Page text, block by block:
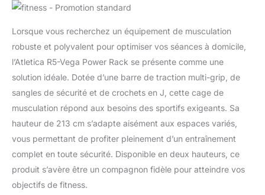
Lorsque vous recherchez un équipement de musculation
robuste et polyvalent pour optimiser vos séances à domicile,
l’Atletica R5-Vega Power Rack se présente comme une
solution idéale. Dotée d’une barre de traction multi-grip, de
sangles de sécurité et de crochets en J, cette cage de
musculation répond aux besoins des sportifs exigeants. Sa
hauteur de 213 cm s’adapte aisément aux espaces variés,
vous permettant de profiter pleinement d’un entraînement
complet en toute sécurité. Disponible en deux hauteurs, ce
produit s’avère être un compagnon fidèle pour atteindre vos
objectifs de fitness.